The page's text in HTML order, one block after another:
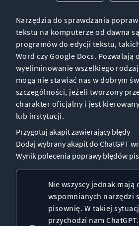
Narzędzia do sprawdzania
tekstu na komputerze od dawna
programów do edycji tekstu,
Word czy Google Docs. Pozwalają
wyeliminowanie wszelkiego
mogą nie stawiać nas w dobrym
szczególności, jeżeli tworzony
charakter oficjalny i jest
lub instytucji.
Przygotuj akapit zawierający błędy
Dodaj wybrany akapit do ChatGPT
Wynik polecenia poprawy błędów
Nie wszyscy jednak mają
wspomnianych narzędzi
pisownię. W takiej
przychodzi namChatGPT